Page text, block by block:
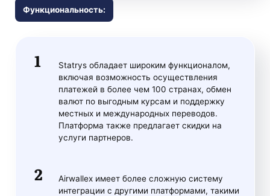
Функциональность:
Statrys обладает широким функционалом,
включая возможность осуществления
платежей в более чем 100 странах, обмен
валют по выгодным курсам и поддержку
местных и международных переводов.
Платформа также предлагает скидки на
услуги партнеров.
Airwallex имеет более сложную систему
интеграции с другими платформами, такими